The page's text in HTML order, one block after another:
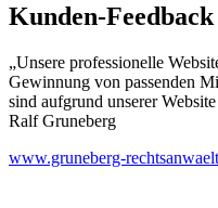
Kunden-Feedback
„Unsere professionelle
Gewinnung von passenden
sind aufgrund unserer
Ralf Gruneberg
www.gruneberg-